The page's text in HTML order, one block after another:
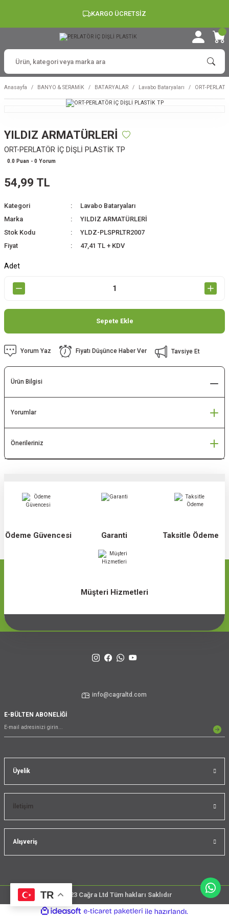
KARGO ÜCRETSİZ
Anasayfa BANYO & SERAMİK BATARYALAR Lavabo Bataryaları ORT-
YILDIZ ARMATÜRLERİ
ORT-PERLATÖR İÇ DİŞLİ PLASTİK TP
0.0 Puan - 0 Yorum
54,99 TL
Kategori
Lavabo Bataryaları
Marka
YILDIZ ARMATÜRLERİ
Stok Kodu
YLDZ-PLSPRLTR2007
Fiyat
47,41 TL + KDV
Adet
Sepete Ekle
Yorum Yaz Fiyatı Düşünce Haber Ver Tavsiye Et
Ürün Bilgisi
Yorumlar
Önerileriniz
Ödeme Güvencesi Garanti Taksitle Ödeme
Müşteri Hizmetleri
Üyelik
İletişim
Alışveriş
TR
info@cagraltd.com
E-BÜLTEN ABONELİĞİ
@2023 Cağra Ltd Tüm hakları Saklıdır
çember
ideasoft
e-